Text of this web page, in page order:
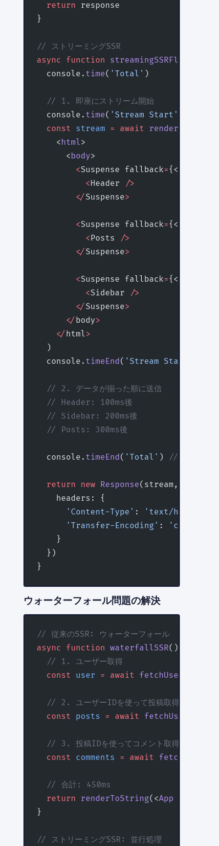
  return
response
}
// ストリーミングSSR
async function streamingSSRFlow
  console.
time( 'Total' )
  // 1. 即座にストリーム開始
  console.
time( 'Stream Start'
  const
stream = await
    <
html>
      <
body>
        <
Suspense fallback=
          <
Header
/>
        </
Suspense>
        <
Suspense fallback=
          <
Posts
/>
        </
Suspense>
        <
Suspense fallback=
          <
Sidebar
/>
        </
Suspense>
      </
body>
    </
html>
  )
  console.
timeEnd( 'Stream Start'
  // 2. データが揃った順に送信
  // Header: 100ms後
  // Sidebar: 200ms後
  // Posts: 300ms後
  console.
timeEnd( 'Total' ) // 305ms（
  return
new Response(stream, {
    headers: {
      'Content-Type'
: 'text/html'
      'Transfer-Encoding'
:
'chunked'
    }
  })
}
ウォーターフォール問題の解決
// 従来のSSR: ウォーターフォール
async function waterfallSSR() {
  // 1. ユーザー取得
  const
user = await fetchUser
  // 2. ユーザーIDを使って投稿取得
  const
posts = await fetchUserPosts
  // 3. 投稿IDを使ってコメント取得
  const
comments = await
  // 合計: 450ms
  return
renderToString(<App
}
// ストリーミングSSR: 並行処理